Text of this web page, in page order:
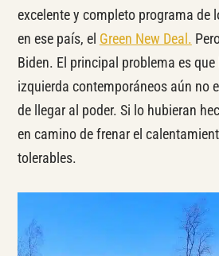
excelente y completo programa de
en ese país, el Green New Deal.
Biden. El principal problema es
izquierda contemporáneos aún no
de llegar al poder. Si lo hubieran
en camino de frenar el
tolerables.